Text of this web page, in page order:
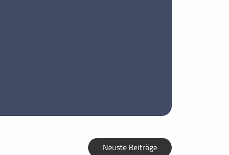
Neuste Beiträge